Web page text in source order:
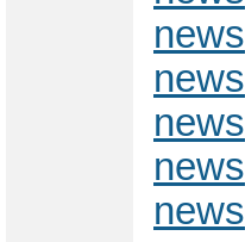
news
news
news
news
news